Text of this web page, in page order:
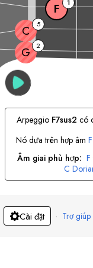
G 2
C 5
F 1
Arpeggio F7sus2 có
Nó dựa trên hợp âm F
Âm giai phù hợp: F
C
Cài đặt · Trợ